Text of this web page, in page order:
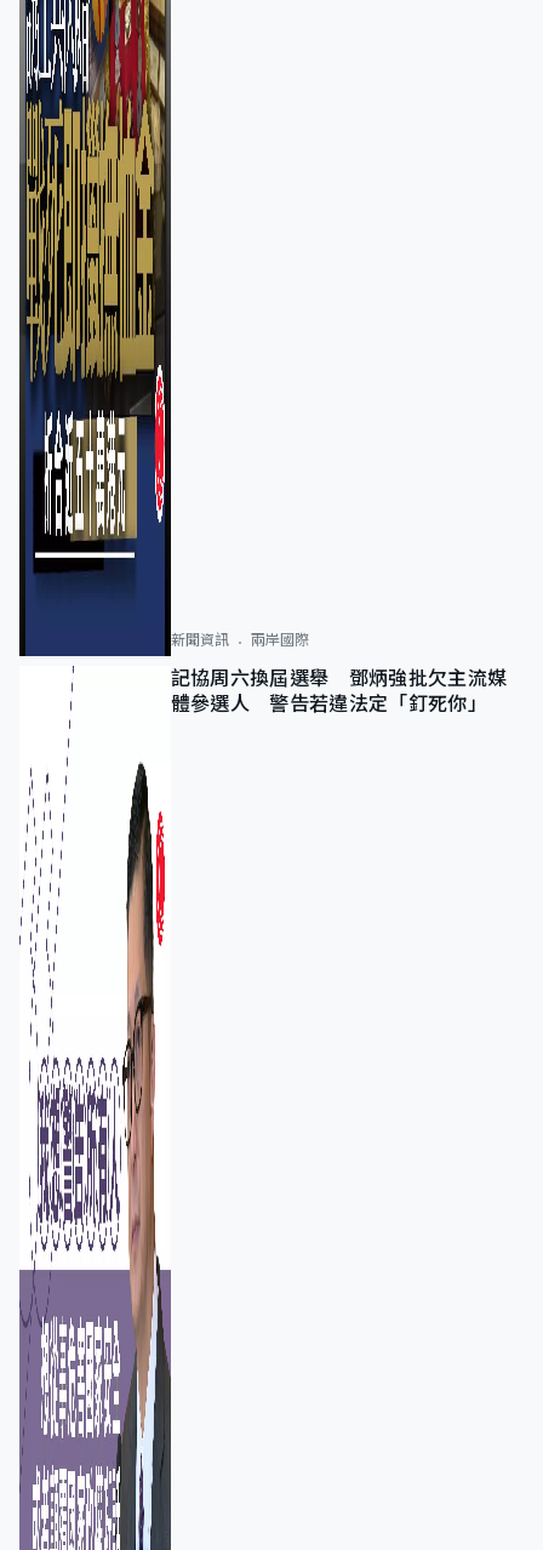
新聞資訊 兩岸國際
記協周六換屆選舉 鄧炳強批欠主流媒
體參選人 警告若違法定「釘死你」